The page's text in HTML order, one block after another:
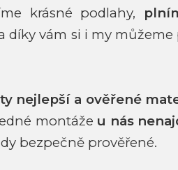
krásné podlahy,
díky vám si i my můžeme
ty nejlepší a ověřené
montáže u nás
bezpečně prověřené.